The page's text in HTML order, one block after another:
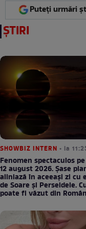
Puteți urmări
ȘTIRI
SHOWBIZ INTERN • la
Fenomen spectaculos
12 august 2026. Șase
aliniază în aceeași zi cu
de Soare și Perseidele.
poate fi văzut din